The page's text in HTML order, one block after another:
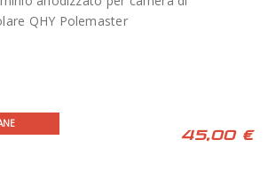
QHY Polemaster
45,00 €